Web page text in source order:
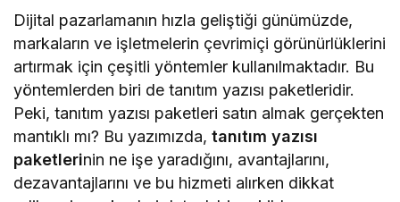
Dijital pazarlamanın hızla geliştiği günümüzde,
markaların ve işletmelerin çevrimiçi görünürlüklerini
artırmak için çeşitli yöntemler kullanılmaktadır. Bu
yöntemlerden biri de tanıtım yazısı paketleridir.
Peki, tanıtım yazısı paketleri satın almak gerçekten
mantıklı mı? Bu yazımızda,tanıtım yazısı
paketlerinin ne işe yaradığını, avantajlarını,
dezavantajlarını ve bu hizmeti alırken dikkat